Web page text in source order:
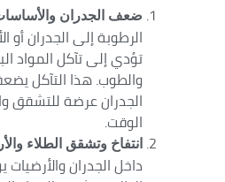
ضعف الجدران
الرطوبة إلى الجدران أو
تؤدي إلى تآكل المواد
والطوب. هذا التآكل
الجدران عرضة للتشقق
الوقت.
انتفاخ وتشقق الطلاء
داخل الجدران